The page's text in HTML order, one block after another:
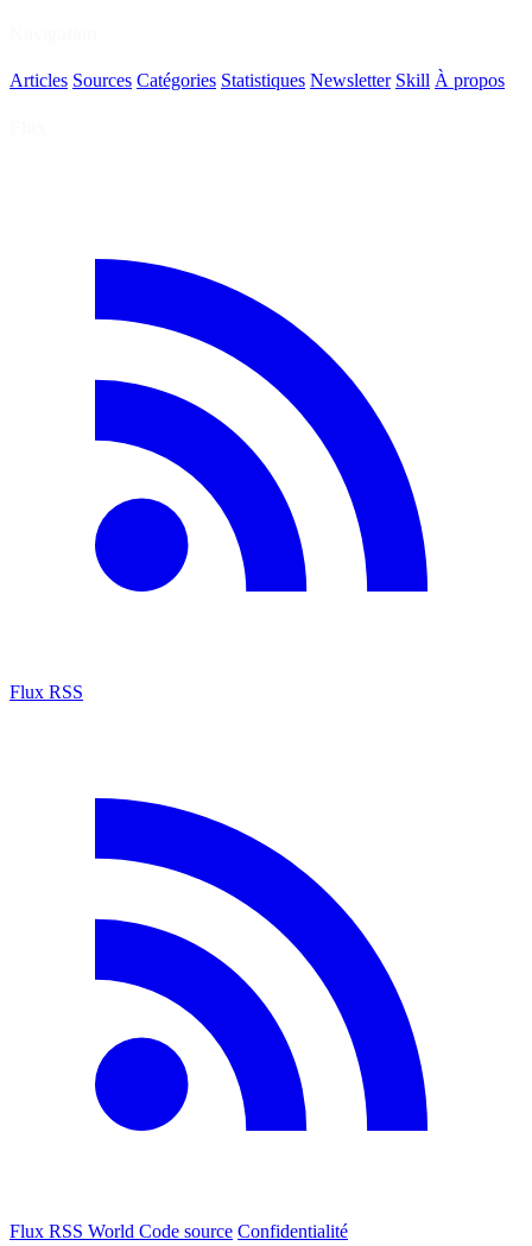
Articles Sources Catégories Statistiques Newsletter Skill À propos
Flux RSS
Flux RSS World Code source Confidentialité